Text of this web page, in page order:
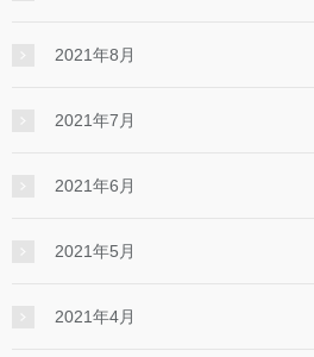
2021年8月
2021年7月
2021年6月
2021年5月
2021年4月